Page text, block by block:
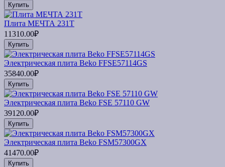
Купить
Плита МЕЧТА 231Т
11310.00₽
Купить
Электрическая плита Beko FFSE57114GS
35840.00₽
Купить
Электрическая плита Beko FSE 57110 GW
39120.00₽
Купить
Электрическая плита Beko FSM57300GX
41470.00₽
Купить